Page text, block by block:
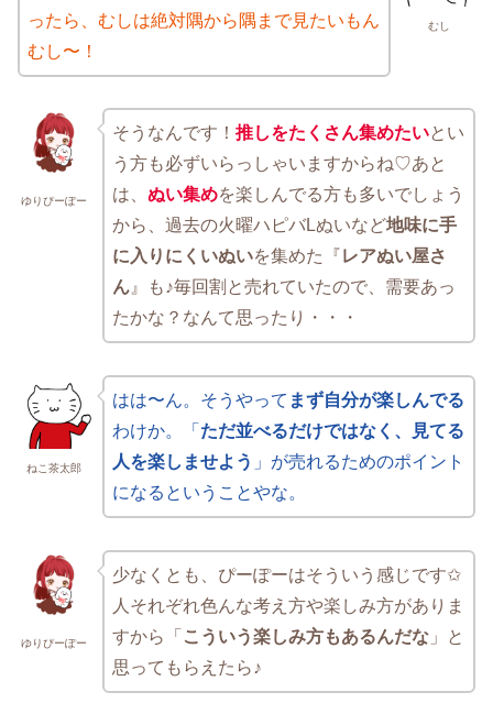
むし
ったら、むしは絶対隅から隅まで見たいもん
むし〜！
ゆりぴーぽー
そうなんです！ 推しをたくさん集めたいとい
う方も必ずいらっしゃいますからね♡あと
は、 ぬい集めを楽しんでる方も多いでしょう
から、過去の火曜ハピバLぬいなど地味に手
に入りにくいぬいを集めた『レアぬい屋さ
ん』も♪毎回割と売れていたので、需要あっ
たかな？なんて思ったり・・・
ねこ茶太郎
はは〜ん。そうやって まず自分が楽しんでる
わけか。「 ただ並べるだけではなく、見てる
人を楽しませよう 」が売れるためのポイント
になるということやな。
ゆりぴーぽー
少なくとも、ぴーぽーはそういう感じです✩
人それぞれ色んな考え方や楽しみ方がありま
すから「 こういう楽しみ方もあるんだな」と
思ってもらえたら♪